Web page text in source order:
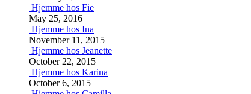
Hjemme hos Fie
May 25, 2016
Hjemme hos Ina
November 11, 2015
Hjemme hos Jeanette
October 22, 2015
Hjemme hos Karina
October 6, 2015